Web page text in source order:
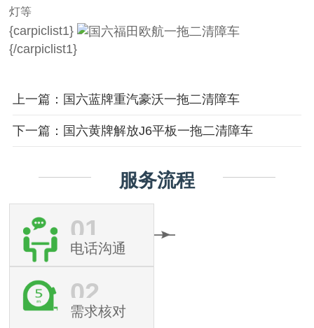
灯等
{carpiclist1}
{/carpiclist1}
上一篇：国六蓝牌重汽豪沃一拖二清障车
下一篇：国六黄牌解放J6平板一拖二清障车
服务流程
01
电话沟通
02
需求核对